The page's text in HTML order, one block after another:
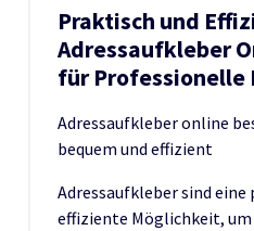
Praktisch und
Adressaufkleber
für Professionelle
Adressaufkleber online
bequem und effizient
Adressaufkleber sind eine
effiziente Möglichkeit,